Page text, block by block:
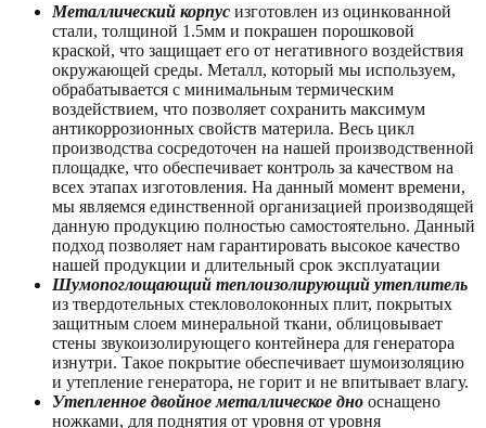
Металлический корпус изготовлен из оцинкованной
стали, толщиной 1.5мм и покрашен порошковой
краской, что защищает его от негативного воздействия
окружающей среды. Металл, который мы используем,
обрабатывается с минимальным термическим
воздействием, что позволяет сохранить максимум
антикоррозионных свойств материла. Весь цикл
производства сосредоточен на нашей производственной
площадке, что обеспечивает контроль за качеством на
всех этапах изготовления. На данный момент времени,
мы являемся единственной организацией производящей
данную продукцию полностью самостоятельно. Данный
подход позволяет нам гарантировать высокое качество
нашей продукции и длительный срок эксплуатации
Шумопоглощающий теплоизолирующий утеплитель
из твердотельных стекловолоконных плит, покрытых
защитным слоем минеральной ткани, облицовывает
стены звукоизолирующего контейнера для генератора
изнутри. Такое покрытие обеспечивает шумоизоляцию
и утепление генератора, не горит и не впитывает влагу.
Утепленное двойное металлическое дно оснащено
ножками, для поднятия от уровня от уровня